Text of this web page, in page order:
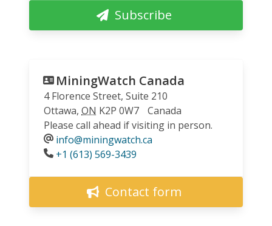
Subscribe
MiningWatch Canada
4 Florence Street, Suite 210
Ottawa, ON K2P 0W7
Canada
Please call ahead if visiting in person.
info@miningwatch.ca
Phone
+1 (613) 569-3439
Contact form